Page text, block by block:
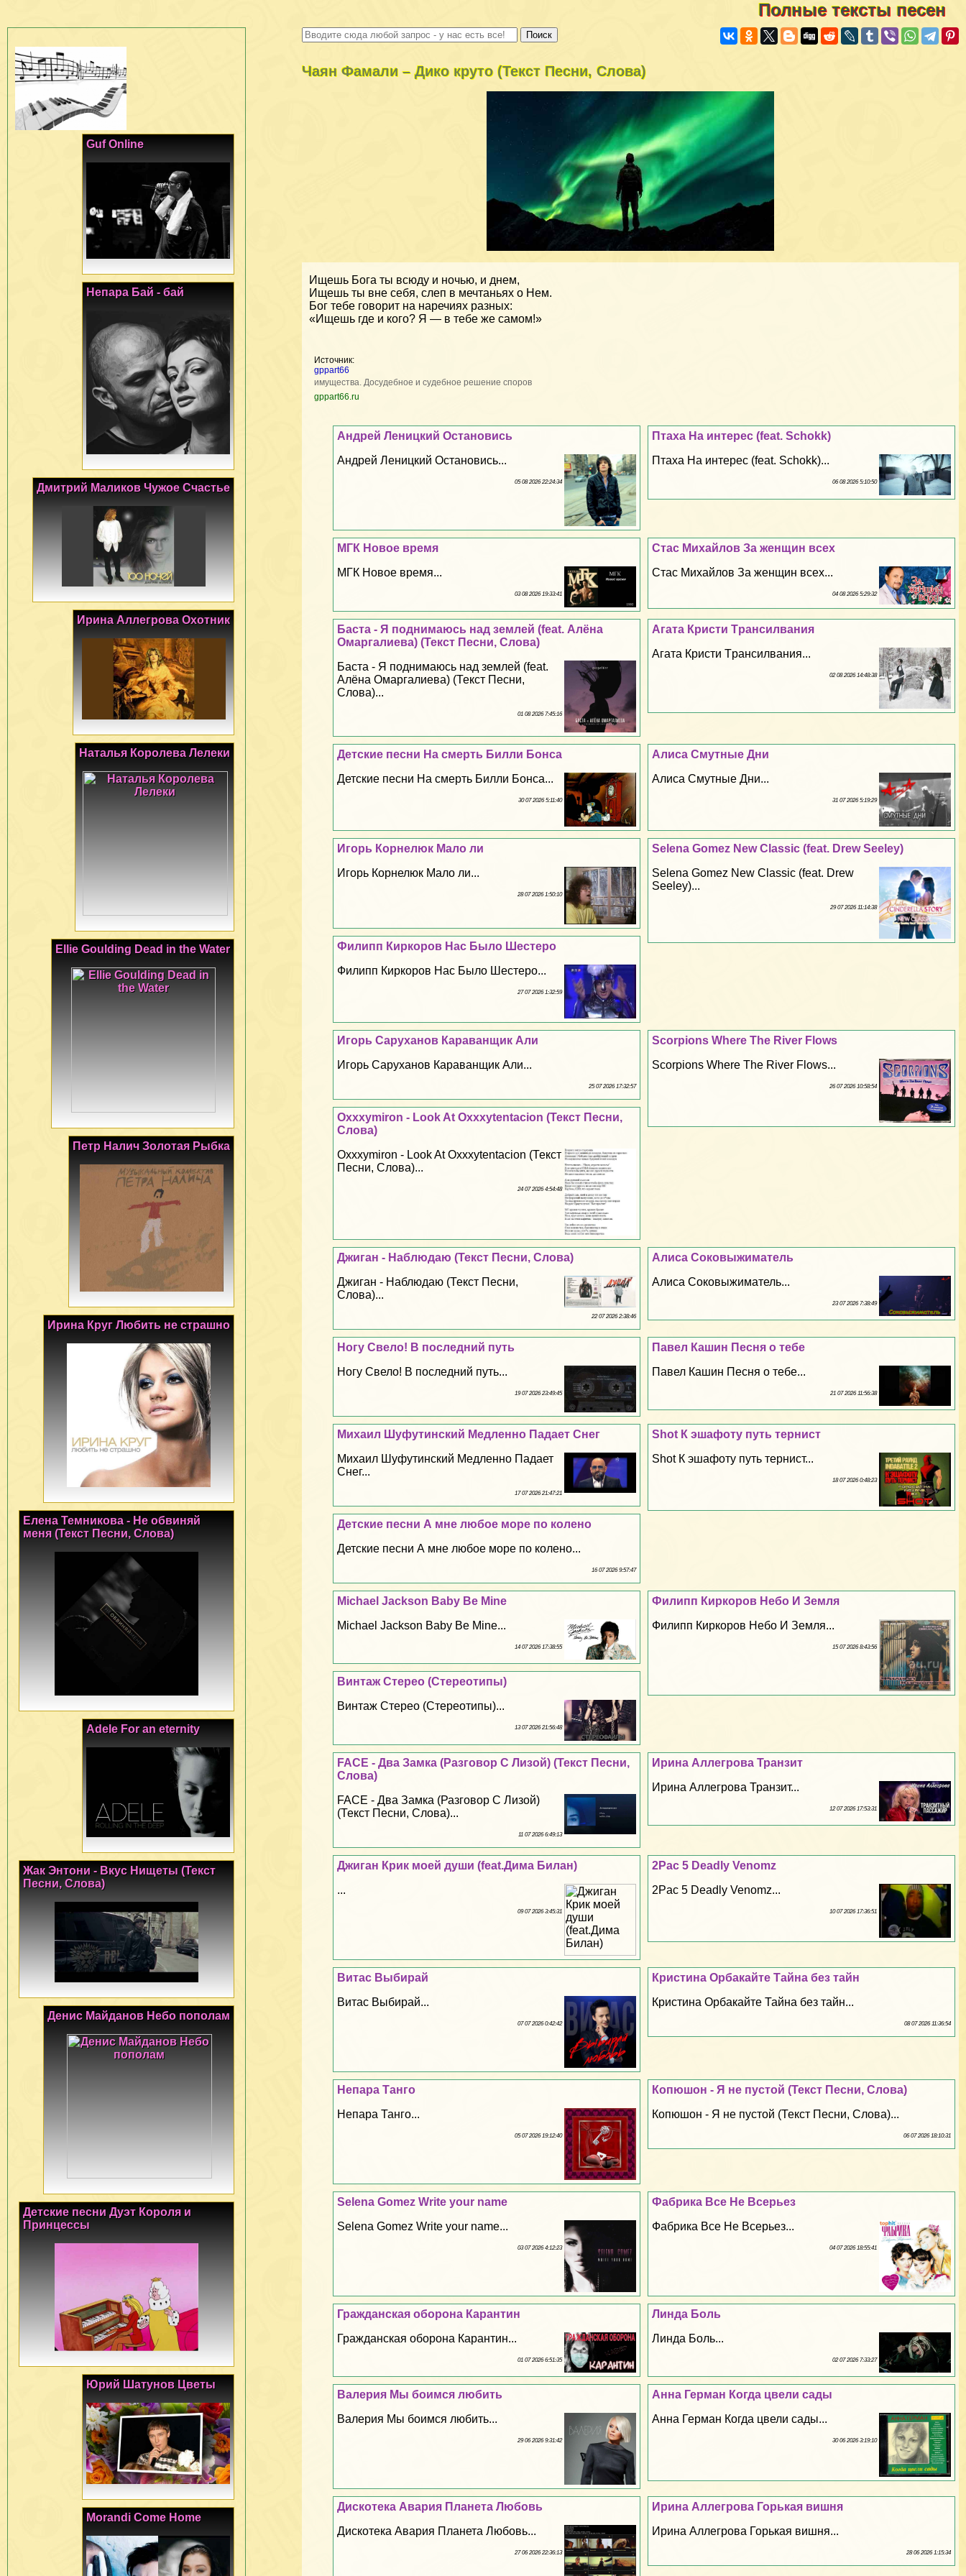
Полные тексты песен
Чаян Фамали – Дико круто (Текст Песни, Слова)
Источник:
gppart66
имущества. Досудебное и судебное решение споров
gppart66.ru
Ищешь Бога ты всюду и ночью, и днем,
Ищешь ты вне себя, слеп в мечтаньях о Нем.
Бог тебе говорит на наречиях разных:
«Ищешь где и кого? Я — в тебе же самом!»
Птаха На интерес (feat. Schokk)
Птаха На интерес (feat. Schokk)...
06 08 2026 5:10:50
Андрей Леницкий Остановись
Андрей Леницкий Остановись...
05 08 2026 22:24:34
Стас Михайлов За женщин всех
Стас Михайлов За женщин всех...
04 08 2026 5:29:32
МГК Новое время
МГК Новое время...
03 08 2026 19:33:41
Агата Кристи Tрaнcилвания
Агата Кристи Tрaнcилвания...
02 08 2026 14:48:38
Баста - Я поднимаюсь над землей (feat. Алёна
Омаргалиева) (Текст Песни, Слова)
Баста - Я поднимаюсь над землей (feat.
Алёна Омаргалиева) (Текст Песни,
Слова)...
01 08 2026 7:45:16
Алиса Смутные Дни
Алиса Смутные Дни...
31 07 2026 5:19:29
Детские песни На cмepть Билли Бонса
Детские песни На cмepть Билли Бонса...
30 07 2026 5:11:40
Selena Gomez New Classic (feat. Drew Seeley)
Selena Gomez New Classic (feat. Drew
Seeley)...
29 07 2026 11:14:38
Игорь Корнелюк Мало ли
Игорь Корнелюк Мало ли...
28 07 2026 1:50:10
Филипп Киркоров Нас Было Шестеро
Филипп Киркоров Нас Было Шестеро...
27 07 2026 1:32:59
Scorpions Where The River Flows
Scorpions Where The River Flows...
26 07 2026 10:58:54
Игорь Саруханов Караванщик Али
Игорь Саруханов Караванщик Али...
25 07 2026 17:32:57
Oxxxymiron - Look At Oxxxytentacion (Текст Песни,
Слова)
Oxxxymiron - Look At Oxxxytentacion (Текст
Песни, Слова)...
24 07 2026 4:54:48
Алиса Соковыжиматель
Алиса Соковыжиматель...
23 07 2026 7:38:49
Джиган - Наблюдаю (Текст Песни, Слова)
Джиган - Наблюдаю (Текст Песни,
Слова)...
22 07 2026 2:38:46
Павел Кашин Песня о тебе
Павел Кашин Песня о тебе...
21 07 2026 11:56:38
Ногу Свело! В последний путь
Ногу Свело! В последний путь...
19 07 2026 23:49:45
Shot К эшафоту путь тернист
Shot К эшафоту путь тернист...
18 07 2026 0:48:23
Михаил Шуфутинский Медленно Падает Снег
Михаил Шуфутинский Медленно Падает
Снег...
17 07 2026 21:47:21
Детские песни А мне любое море по колено
Детские песни А мне любое море по колено...
16 07 2026 9:57:47
Филипп Киркоров Небо И Земля
Филипп Киркоров Небо И Земля...
15 07 2026 8:43:56
Michael Jackson Baby Be Mine
Michael Jackson Baby Be Mine...
14 07 2026 17:38:55
Винтаж Стерео (Стереотипы)
Винтаж Стерео (Стереотипы)...
13 07 2026 21:56:48
Ирина Аллегрова Транзит
Ирина Аллегрова Транзит...
12 07 2026 17:53:31
FACE - Два Замка (Разговор С Лизой) (Текст Песни,
Слова)
FACE - Два Замка (Разговор С Лизой)
(Текст Песни, Слова)...
11 07 2026 6:49:13
2Pac 5 Deadly Venomz
2Pac 5 Deadly Venomz...
10 07 2026 17:36:51
Джиган Крик моей души (feat.Дима Билан)
...
09 07 2026 3:45:31
Кристина Орбакайте Тайна без тайн
Кристина Орбакайте Тайна без тайн...
08 07 2026 11:36:54
Витас Выбирай
Витас Выбирай...
07 07 2026 0:42:42
Копюшон - Я не пустой (Текст Песни, Слова)
Копюшон - Я не пустой (Текст Песни, Слова)...
06 07 2026 18:10:31
Непара Танго
Непара Танго...
05 07 2026 19:12:40
Фабрика Все Не Всерьез
Фабрика Все Не Всерьез...
04 07 2026 18:55:41
Selena Gomez Write your name
Selena Gomez Write your name...
03 07 2026 4:12:23
Линда Боль
Линда Боль...
02 07 2026 7:33:27
Гражданская оборона Карантин
Гражданская оборона Карантин...
01 07 2026 6:51:35
Анна Герман Когда цвели сады
Анна Герман Когда цвели сады...
30 06 2026 3:19:10
Валерия Мы боимся любить
Валерия Мы боимся любить...
29 06 2026 9:31:42
Ирина Аллегрова Горькая вишня
Ирина Аллегрова Горькая вишня...
28 06 2026 1:15:34
Дискотека Авария Планета Любовь
Дискотека Авария Планета Любовь...
27 06 2026 22:36:13
Guf Online
Непара Бай - бай
Дмитрий Маликов Чужое Счастье
Ирина Аллегрова Охотник
Наталья Королева Лелеки
Ellie Goulding Dead in the Water
Петр Налич Золотая Рыбка
Ирина Круг Любить не страшно
Елена Темникова - Не обвиняй
меня (Текст Песни, Слова)
Adele For an eternity
Жак Энтони - Вкус Нищеты (Текст
Песни, Слова)
Денис Майданов Небо пополам
Детские песни Дуэт Короля и
Принцессы
Юрий Шатунов Цветы
Morandi Come Home